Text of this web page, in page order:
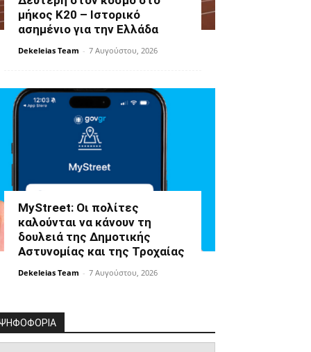
μήκος Κ20 – Ιστορικό
ασημένιο για την Ελλάδα
Dekeleias Team - 7 Αυγούστου, 2026
MyStreet: Οι πολίτες
καλούνται να κάνουν τη
δουλειά της Δημοτικής
Αστυνομίας και της Τροχαίας
Dekeleias Team - 7 Αυγούστου, 2026